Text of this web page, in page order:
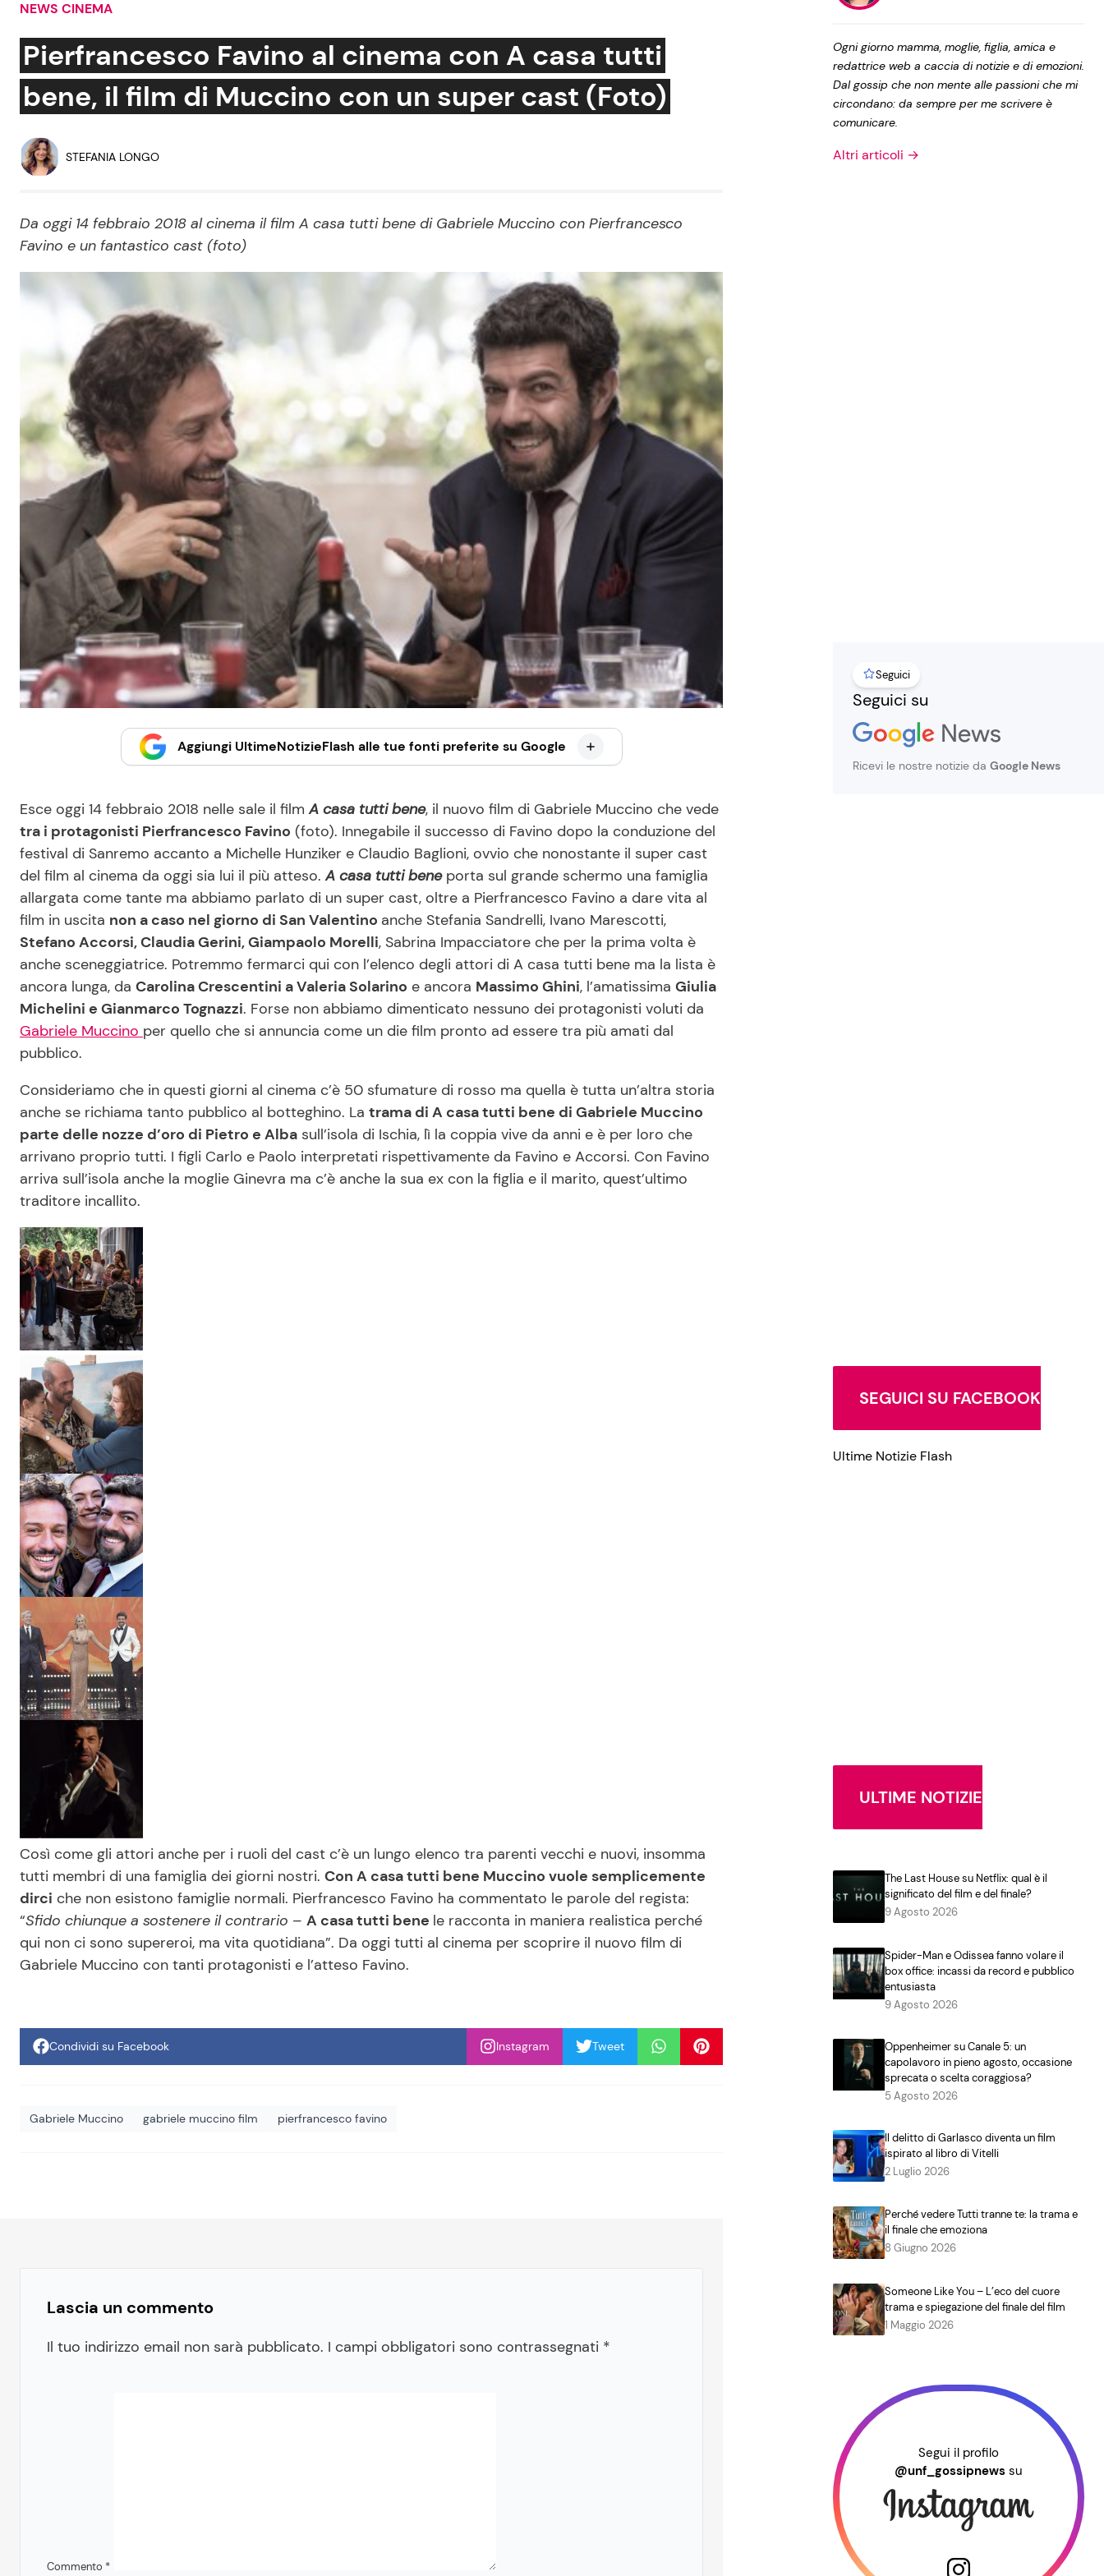
Social News
News dal mondo
Benessere
Mondo Mamma
Salute
Cucina e Ricette
Le Ricette in TV
Ricette Facili e Veloci
Ricette Feste
Ricette per Bambini
Privacy Policy
NEWS CINEMA
Pierfrancesco Favino al cinema con A casa tutti
bene, il film di Muccino con un super cast (Foto)
STEFANIA LONGO
Da oggi 14 febbraio 2018 al cinema il film A casa tutti bene di Gabriele Muccino con Pierfrancesco
Favino e un fantastico cast (foto)
Aggiungi UltimeNotizieFlash alle tue fonti preferite su Google
Esce oggi 14 febbraio 2018 nelle sale il filmA casa tutti bene, il nuovo film di Gabriele Muccino che vede
tra i protagonisti Pierfrancesco Favino (foto). Innegabile il successo di Favino dopo la conduzione del
festival di Sanremo accanto a Michelle Hunziker e Claudio Baglioni, ovvio che nonostante il super cast
del film al cinema da oggi sia lui il più atteso.A casa tutti beneporta sul grande schermo una famiglia
allargata come tante ma abbiamo parlato di un super cast, oltre a Pierfrancesco Favino a dare vita al
film in uscita non a caso nel giorno di San Valentino anche Stefania Sandrelli, Ivano Marescotti,
Stefano Accorsi, Claudia Gerini, Giampaolo Morelli, Sabrina Impacciatore che per la prima volta è
anche sceneggiatrice. Potremmo fermarci qui con l’elenco degli attori di A casa tutti bene ma la lista è
ancora lunga, da Carolina Crescentini a Valeria Solarino e ancora Massimo Ghini, l’amatissima Giulia
Michelini e Gianmarco Tognazzi. Forse non abbiamo dimenticato nessuno dei protagonisti voluti da
Gabriele Muccino per quello che si annuncia come un die film pronto ad essere tra più amati dal
pubblico.
Consideriamo che in questi giorni al cinema c’è 50 sfumature di rosso ma quella è tutta un’altra storia
anche se richiama tanto pubblico al botteghino. La trama di A casa tutti bene di Gabriele Muccino
parte delle nozze d’oro di Pietro e Alba sull’isola di Ischia, lì la coppia vive da anni e è per loro che
arrivano proprio tutti. I figli Carlo e Paolo interpretati rispettivamente da Favino e Accorsi. Con Favino
arriva sull’isola anche la moglie Ginevra ma c’è anche la sua ex con la figlia e il marito, quest’ultimo
traditore incallito.
Così come gli attori anche per i ruoli del cast c’è un lungo elenco tra parenti vecchi e nuovi, insomma
tutti membri di una famiglia dei giorni nostri. Con A casa tutti bene Muccino vuole semplicemente
dirci che non esistono famiglie normali. Pierfrancesco Favino ha commentato le parole del regista:
“Sfido chiunque a sostenere il contrario – A casa tutti bene le racconta in maniera realistica perché
qui non ci sono supereroi, ma vita quotidiana”. Da oggi tutti al cinema per scoprire il nuovo film di
Gabriele Muccino con tanti protagonisti e l’atteso Favino.
Condividi su Facebook Instagram Tweet
Gabriele Muccino gabriele muccino film pierfrancesco favino
Lascia un commento
Il tuo indirizzo email non sarà pubblicato. I campi obbligatori sono contrassegnati *
Commento *
Ogni giorno mamma, moglie, figlia, amica e
redattrice web a caccia di notizie e di emozioni.
Dal gossip che non mente alle passioni che mi
circondano: da sempre per me scrivere è
comunicare.
Altri articoli →
Seguici
Seguici su
Ricevi le nostre notizie da Google News
SEGUICI SU FACEBOOK
Ultime Notizie Flash
ULTIME NOTIZIE
The Last House su Netflix: qual è il
significato del film e del finale?
9 Agosto 2026
Spider-Man e Odissea fanno volare il
box office: incassi da record e pubblico
entusiasta
9 Agosto 2026
Oppenheimer su Canale 5: un
capolavoro in pieno agosto, occasione
sprecata o scelta coraggiosa?
5 Agosto 2026
Il delitto di Garlasco diventa un film
ispirato al libro di Vitelli
2 Luglio 2026
Perché vedere Tutti tranne te: la trama e
il finale che emoziona
8 Giugno 2026
Someone Like You – L’eco del cuore
trama e spiegazione del finale del film
1 Maggio 2026
Segui il profilo
@unf_gossipnews su